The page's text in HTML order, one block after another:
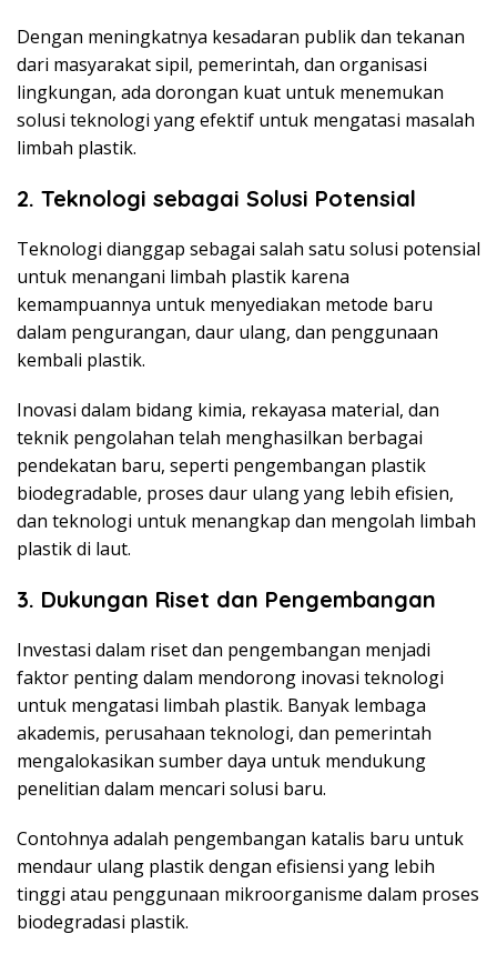
Dengan meningkatnya kesadaran publik dan tekanan
dari masyarakat sipil, pemerintah, dan organisasi
lingkungan, ada dorongan kuat untuk menemukan
solusi teknologi yang efektif untuk mengatasi masalah
limbah plastik.
2. Teknologi sebagai Solusi Potensial
Teknologi dianggap sebagai salah satu solusi potensial
untuk menangani limbah plastik karena
kemampuannya untuk menyediakan metode baru
dalam pengurangan, daur ulang, dan penggunaan
kembali plastik.
Inovasi dalam bidang kimia, rekayasa material, dan
teknik pengolahan telah menghasilkan berbagai
pendekatan baru, seperti pengembangan plastik
biodegradable, proses daur ulang yang lebih efisien,
dan teknologi untuk menangkap dan mengolah limbah
plastik di laut.
3. Dukungan Riset dan Pengembangan
Investasi dalam riset dan pengembangan menjadi
faktor penting dalam mendorong inovasi teknologi
untuk mengatasi limbah plastik. Banyak lembaga
akademis, perusahaan teknologi, dan pemerintah
mengalokasikan sumber daya untuk mendukung
penelitian dalam mencari solusi baru.
Contohnya adalah pengembangan katalis baru untuk
mendaur ulang plastik dengan efisiensi yang lebih
tinggi atau penggunaan mikroorganisme dalam proses
biodegradasi plastik.